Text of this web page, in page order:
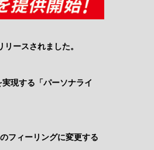
リースされました。
現する「パーソナライ
フィーリングに変更する